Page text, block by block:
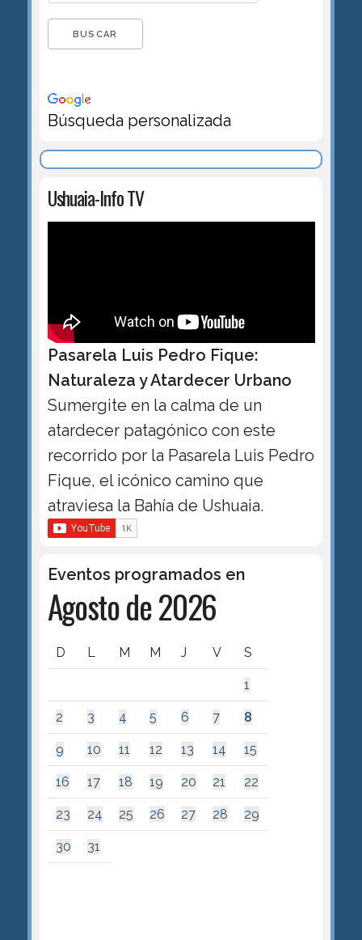
Búsqueda personalizada
Ushuaia-Info TV
Pasarela Luis Pedro Fique:
Naturaleza y Atardecer Urbano
Sumergite en la calma de un
atardecer patagónico con este
recorrido por la Pasarela Luis Pedro
Fique, el icónico camino que
atraviesa la Bahía de Ushuaia.
Eventos programados en
Agosto de 2026
D L M M J V S
1
2 3 4 5 6 7 8
9 10 11 12 13 14 15
16 17 18 19 20 21 22
23 24 25 26 27 28 29
30 31